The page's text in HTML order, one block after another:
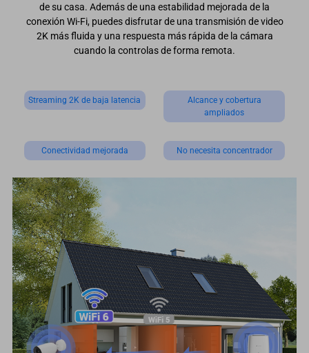
de su casa. Además de una estabilidad mejorada de la
conexión Wi-Fi, puedes disfrutar de una transmisión de video
2K más fluida y una respuesta más rápida de la cámara
cuando la controlas de forma remota.
Streaming 2K de baja latencia
Alcance y cobertura
ampliados
Conectividad mejorada No necesita concentrador